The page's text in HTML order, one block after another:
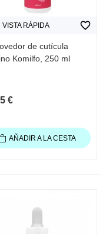
VISTA RÁPIDA
de cutícula
Komilfo, 250 ml
€
favorite_border
AÑADIR A LA CESTA